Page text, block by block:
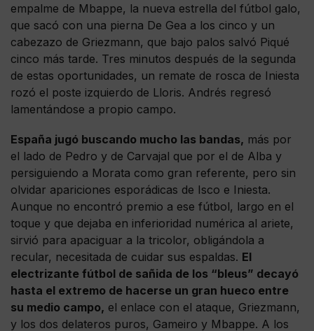
empalme de Mbappe, la nueva estrella del fútbol galo,
que sacó con una pierna De Gea a los cinco y un
cabezazo de Griezmann, que bajo palos salvó Piqué
cinco más tarde. Tres minutos después de la segunda
de estas oportunidades, un remate de rosca de Iniesta
rozó el poste izquierdo de Lloris. Andrés regresó
lamentándose a propio campo.
España jugó buscando mucho las bandas, más por
el lado de Pedro y de Carvajal que por el de Alba y
persiguiendo a Morata como gran referente, pero sin
olvidar apariciones esporádicas de Isco e Iniesta.
Aunque no encontró premio a ese fútbol, largo en el
toque y que dejaba en inferioridad numérica al ariete,
sirvió para apaciguar a la tricolor, obligándola a
recular, necesitada de cuidar sus espaldas. El
electrizante fútbol de sañida de los “bleus” decayó
hasta el extremo de hacerse un gran hueco entre
su medio campo, el enlace con el ataque, Griezmann,
y los dos delateros puros, Gameiro y Mbappe. A los